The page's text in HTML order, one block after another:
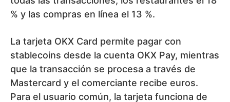
% y las compras en línea el 13 %.
La tarjeta OKX Card permite pagar con
stablecoins desde la cuenta OKX Pay, mientras
que la transacción se procesa a través de
Mastercard y el comerciante recibe euros.
Para el usuario común, la tarjeta funciona de